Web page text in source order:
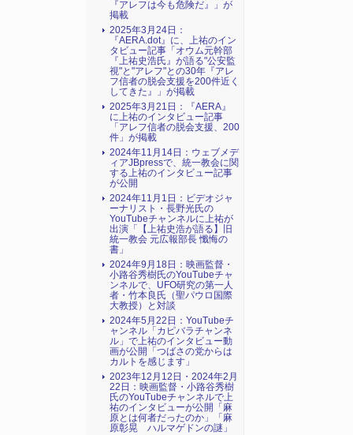
『アレフは今も危険だ』」が
掲載
2025年3月24日：
『AERA.dot』に、上祐のイン
タビュー記事「オウム元幹部
『上祐史浩氏』が語る"公安監
視"と"アレフ"との30年『アレ
フ信者の脱会支援を200件近く
してきた』」が掲載
2025年3月21日：『AERA』
に上祐のインタビュー記事
「アレフ信者の脱会支援、200
件」が掲載
2024年11月14日：ウェブメデ
ィアJBpressで、統一教会に関
する上祐のインタビュー記事
が公開
2024年11月1日：ビデオジャ
ーナリスト・長野光氏の
YouTubeチャンネルに上祐が
出演「【上祐史浩が語る】旧
統一教会 元広報部長 懺悔の
書」
2024年9月18日：映画監督・
小路谷秀樹氏のYouTubeチャ
ンネルで、UFO研究の第一人
者・竹本良氏（聖パウロ国際
大教授）と対談
2024年5月22日：YouTubeチ
ャンネル「カピバラチャンネ
ル」で上祐のインタビュー動
画が公開「つばさの党からは
カルトを感じます」
2023年12月12日・2024年2月
22日：映画監督・小路谷秀樹
氏のYouTubeチャンネルで上
祐のインタビューが公開「麻
原とは何者だったのか」「麻
原彰晃 ハルマゲドンの謎」